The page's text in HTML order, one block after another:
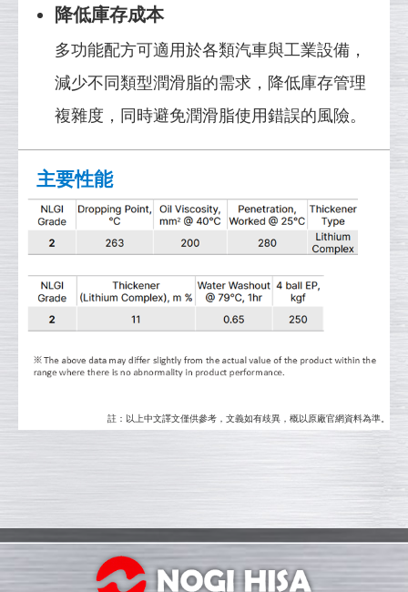
降低庫存成本
多功能配方可適用於各類汽車與工業設備，
減少不同類型潤滑脂的需求，降低庫存管理
複雜度，同時避免潤滑脂使用錯誤的風險。
主要性能
註：以上中文譯文僅供參考，文義如有歧異，概以原廠官網資料為準。